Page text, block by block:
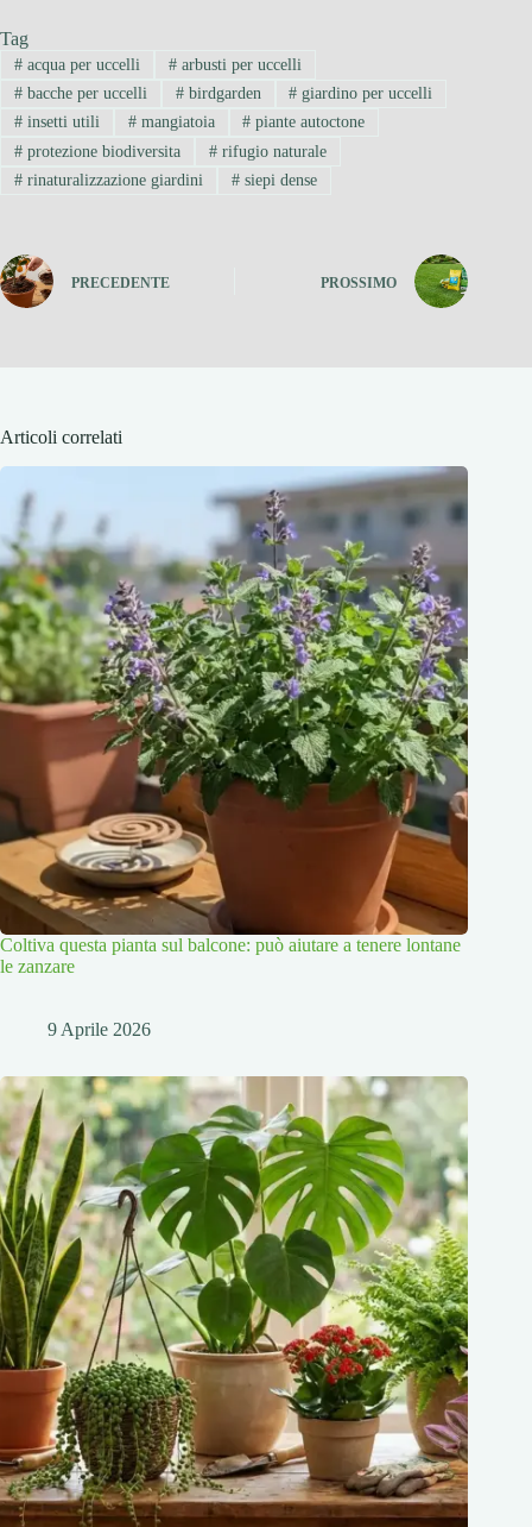
Tag
#acqua per uccelli #arbusti per uccelli
#bacche per uccelli #birdgarden # giardino per uccelli
#insetti utili #mangiatoia # piante autoctone
#protezione biodiversita #rifugio naturale
#rinaturalizzazione giardini #siepi dense
PRECEDENTE PROSSIMO
Articoli correlati
Coltiva questa pianta sul balcone: può aiutare a tenere lontane
le zanzare
9 Aprile 2026